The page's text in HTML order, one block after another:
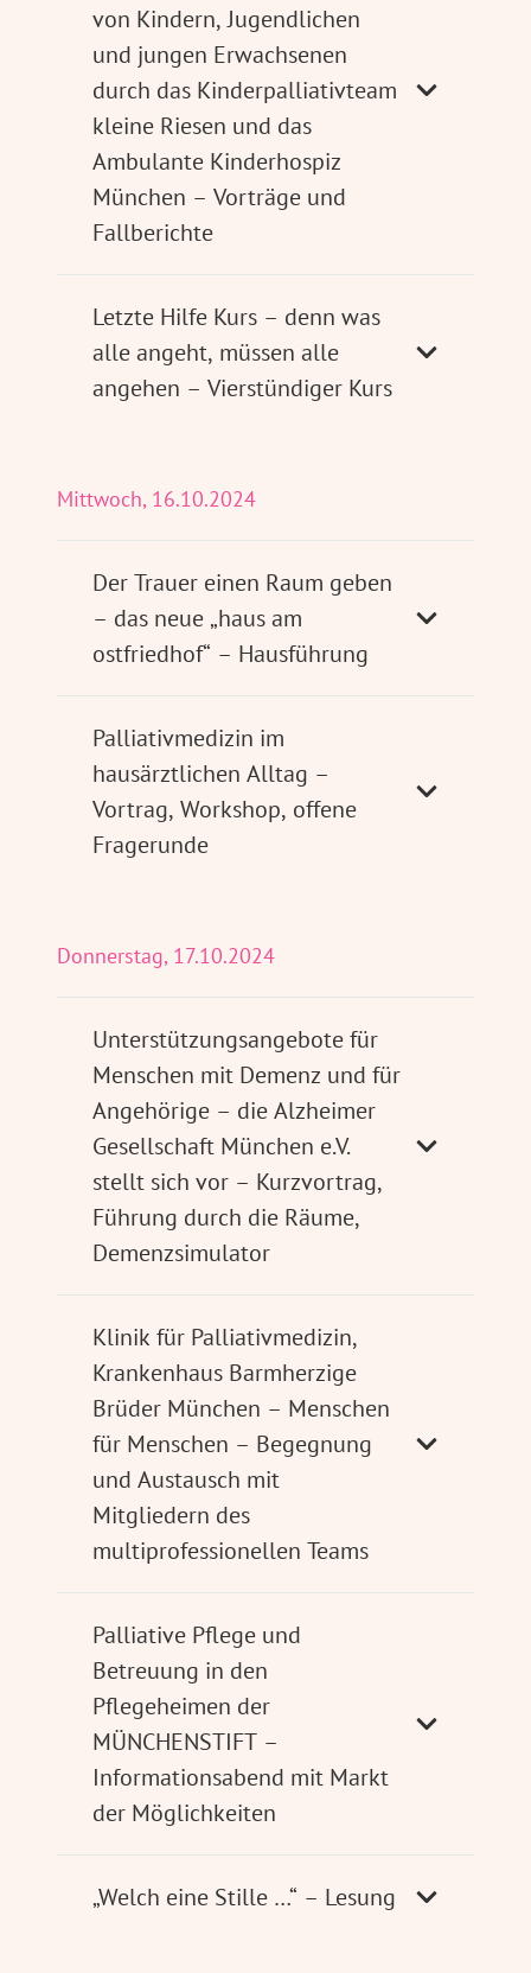
von Kindern, Jugendlichen
und jungen Erwachsenen
durch das Kinderpalliativteam
kleine Riesen und das
Ambulante Kinderhospiz
München – Vorträge und
Fallberichte
Letzte Hilfe Kurs – denn was
alle angeht, müssen alle
angehen – Vierstündiger Kurs
Mittwoch, 16.10.2024
Der Trauer einen Raum geben
– das neue „haus am
ostfriedhof“ – Hausführung
Palliativmedizin im
hausärztlichen Alltag –
Vortrag, Workshop, offene
Fragerunde
Donnerstag, 17.10.2024
Unterstützungsangebote für
Menschen mit Demenz und für
Angehörige – die Alzheimer
Gesellschaft München e.V.
stellt sich vor – Kurzvortrag,
Führung durch die Räume,
Demenzsimulator
Klinik für Palliativmedizin,
Krankenhaus Barmherzige
Brüder München – Menschen
für Menschen – Begegnung
und Austausch mit
Mitgliedern des
multiprofessionellen Teams
Palliative Pflege und
Betreuung in den
Pflegeheimen der
MÜNCHENSTIFT –
Informationsabend mit Markt
der Möglichkeiten
„Welch eine Stille …“ – Lesung